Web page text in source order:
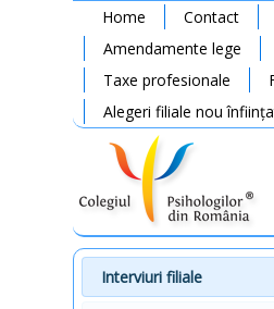
Home Contact
Amendamente lege
Taxe profesionale
Alegeri filiale nou
Interviuri filiale